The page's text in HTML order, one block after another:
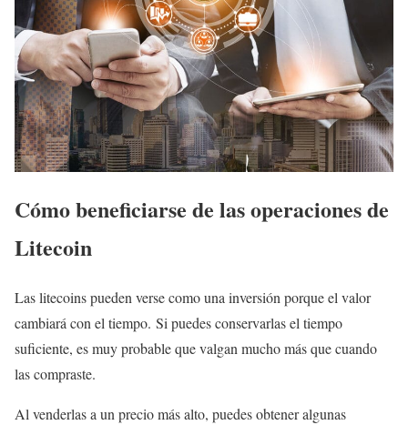
Cómo beneficiarse de las operaciones de
Litecoin
Las litecoins pueden verse como una inversión porque el valor
cambiará con el tiempo. Si puedes conservarlas el tiempo
suficiente, es muy probable que valgan mucho más que cuando
las compraste.
Al venderlas a un precio más alto, puedes obtener algunas